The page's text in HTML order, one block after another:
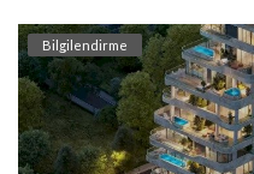
Bilgilendirme